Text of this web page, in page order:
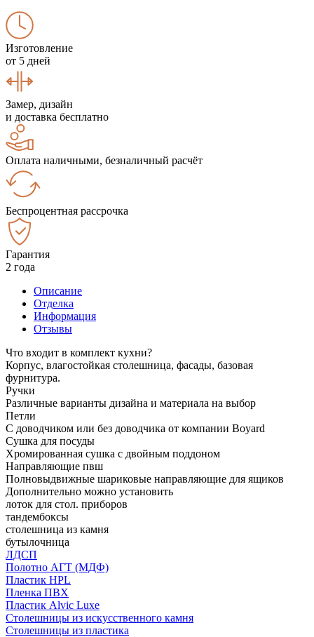
Изготовление
от 5 дней
Замер, дизайн
и доставка бесплатно
Оплата наличными, безналичный расчёт
Беспроцентная рассрочка
Гарантия
2 года
Описание
Отделка
Информация
Отзывы
Что входит в комплект кухни?
Корпус, влагостойкая столешница, фасады, базовая
фурнитура.
Ручки
Различные варианты дизайна и материала на выбор
Петли
С доводчиком или без доводчика от компании Boyard
Сушка для посуды
Хромированная сушка с двойным поддоном
Направляющие пвш
Полновыдвижные шариковые направляющие для ящиков
Дополнительно можно установить
лоток для стол. приборов
тандембоксы
столешница из камня
бутылочница
ЛДСП
Полотно АГТ (МДФ)
Пластик HPL
Пленка ПВХ
Пластик Alvic Luxe
Столешницы из искусственного камня
Столешницы из пластика